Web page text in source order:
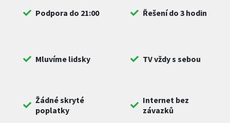
Podpora do 21:00 Řešení do 3 hodin
Mluvíme lidsky TV vždy s sebou
Žádné skryté
poplatky
Internet bez
závazků